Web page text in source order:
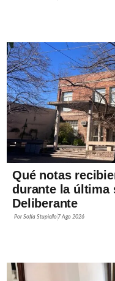
Qué notas
durante la última
Deliberante
PorSofía Stupiello 7 Ago 2026